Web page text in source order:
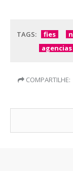
TAGS: fies
COMPARTILHE: